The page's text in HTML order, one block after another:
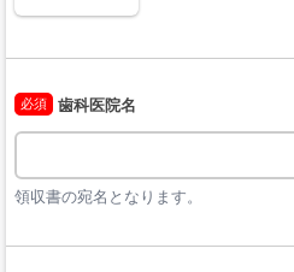
必須 歯科医院名
領収書の宛名となります。